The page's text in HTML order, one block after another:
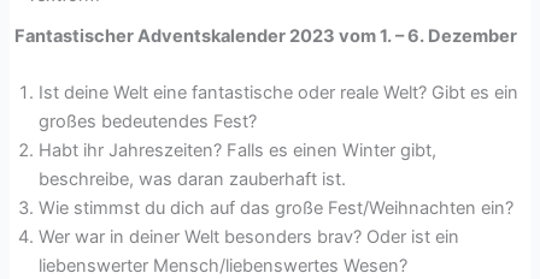
Fantastischer Adventskalender 2023 vom 1. – 6. Dezember
Ist deine Welt eine fantastische oder reale Welt? Gibt es ein
großes bedeutendes Fest?
Habt ihr Jahreszeiten? Falls es einen Winter gibt,
beschreibe, was daran zauberhaft ist.
Wie stimmst du dich auf das große Fest/Weihnachten ein?
Wer war in deiner Welt besonders brav? Oder ist ein
liebenswerter Mensch/liebenswertes Wesen?